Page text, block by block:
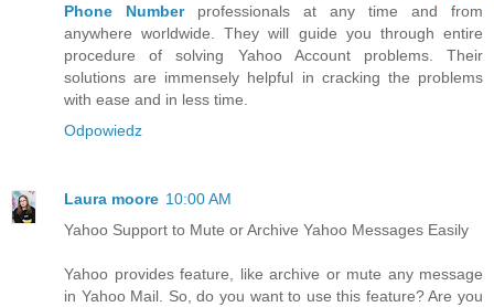
Phone Numberprofessionals at any time and from
anywhere worldwide. They will guide you through entire
procedure of solving Yahoo Account problems. Their
solutions are immensely helpful in cracking the problems
with ease and in less time.
Odpowiedz
Laura moore 10:00 AM
Yahoo Support to Mute or Archive Yahoo Messages Easily
Yahoo provides feature, like archive or mute any message
in Yahoo Mail. So, do you want to use this feature? Are you